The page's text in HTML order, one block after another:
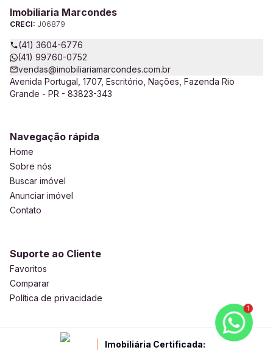
Imobiliaria Marcondes
CRECI: J06879
(41) 3604-6776
(41) 99760-0752
vendas@imobiliariamarcondes.com.br
Avenida Portugal, 1707, Escritório, Nações, Fazenda Rio
Grande - PR - 83823-343
Navegação rápida
Home
Sobre nós
Buscar imóvel
Anunciar imóvel
Contato
Suporte ao Cliente
Favoritos
Comparar
Política de privacidade
Imobiliária Certificada:
1